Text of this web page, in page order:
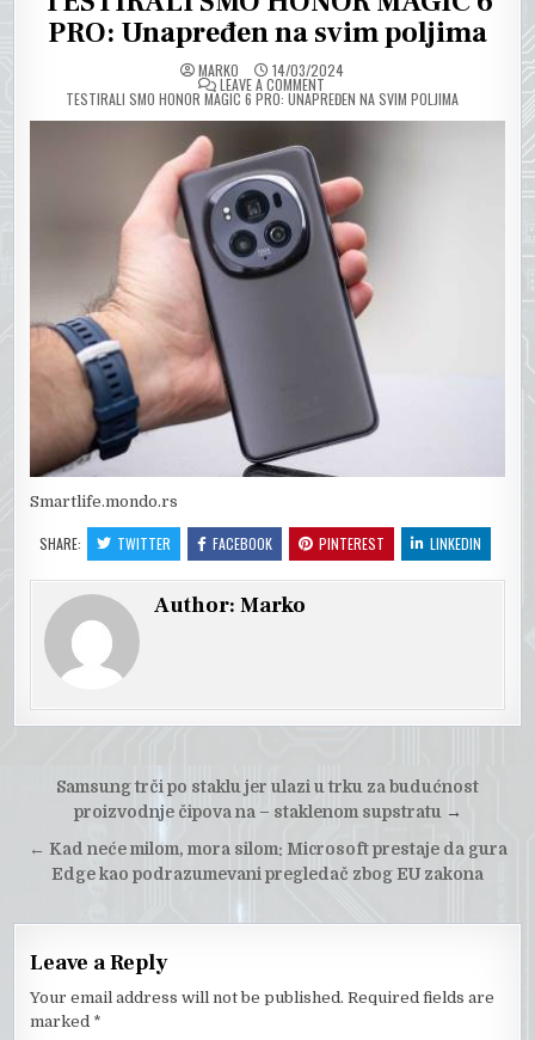
PRO: Unapređen na svim poljima
MARKO 14/03/2024
LEAVE A COMMENTON
TESTIRALI SMO HONOR MAGIC 6 PRO: UNAPREĐEN NA SVIM POLJIMA
Smartlife.mondo.rs
SHARE: TWITTER FACEBOOK PINTEREST LINKEDIN
Author:Marko
Post
navigation
Samsung trči po staklu jer ulazi u trku za budućnost
proizvodnje čipova na – staklenom supstratu→
← Kad neće milom, mora silom: Microsoft prestaje da gura
Edge kao podrazumevani pregledač zbog EU zakona
Leave a Reply
Your email address will not be published. Required fields are
marked *